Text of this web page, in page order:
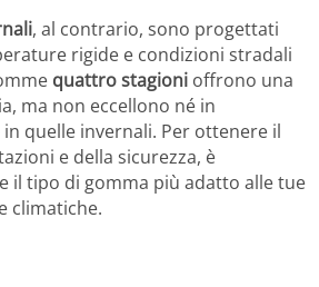
, al contrario, sono progettati
rigide e condizioni stradali
quattro stagioni offrono una
ma non eccellono né in
quelle invernali. Per ottenere il
e della sicurezza, è
il tipo di gomma più adatto alle tue
climatiche.